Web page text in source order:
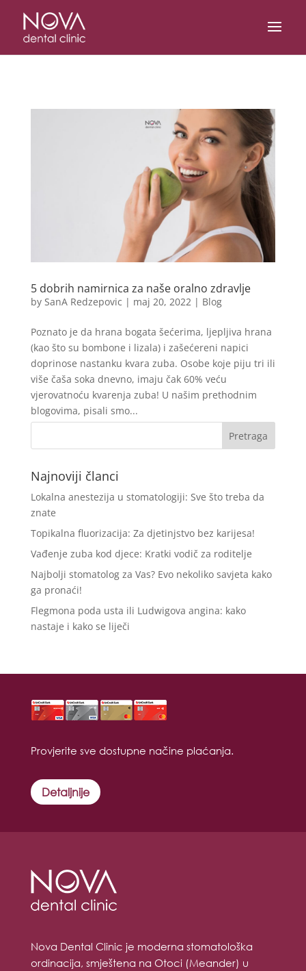
5 dobrih namirnica za naše oralno zdravlje
by SanA Redzepovic | maj 20, 2022| Blog
Poznato je da hrana bogata šećerima, ljepljiva hrana
(kao što su bombone i lizala) i zašećereni napici
doprinose nastanku kvara zuba. Osobe koje piju tri ili
više čaša soka dnevno, imaju čak 60% veću
vjerovatnoću kvarenja zuba! U našim prethodnim
blogovima, pisali smo...
Najnoviji članci
Lokalna anestezija u stomatologiji: Sve što treba da
znate
Topikalna fluorizacija: Za djetinjstvo bez karijesa!
Vađenje zuba kod djece: Kratki vodič za roditelje
Najbolji stomatolog za Vas? Evo nekoliko savjeta kako
ga pronaći!
Flegmona poda usta ili Ludwigova angina: kako
nastaje i kako se liječi
Provjerite sve dostupne načine plaćanja.
Detaljnije
Nova Dental Clinic je moderna stomatološka
ordinacija, smještena na Otoci (Meander) u